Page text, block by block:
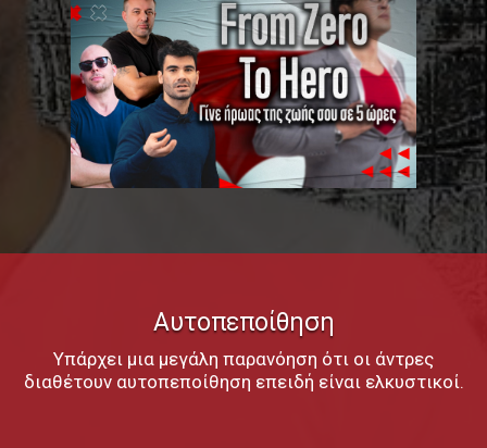
Αυτοπεποίθηση
Υπάρχει μια μεγάλη παρανόηση ότι οι άντρες
διαθέτουν αυτοπεποίθηση επειδή είναι ελκυστικοί.